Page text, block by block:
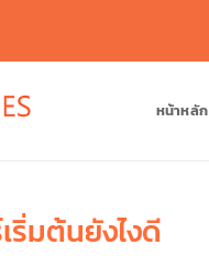
หน้าหลัก
มต้นยังไงดี